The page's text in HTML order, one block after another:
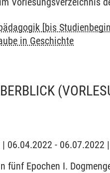
[bis
in Geschichte
- 06.07.2022
fünf Epochen I.